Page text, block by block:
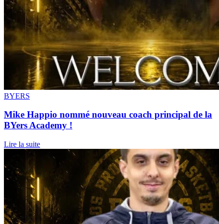
BYERS
Mike Happio nommé nouveau coach principal de la
BYers Academy !
Lire la suite